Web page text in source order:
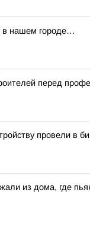
в нашем городе…
перед
провели в
из дома, где